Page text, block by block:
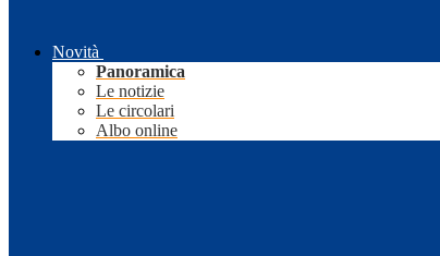
Novità
Panoramica
Le notizie
Le circolari
Albo online